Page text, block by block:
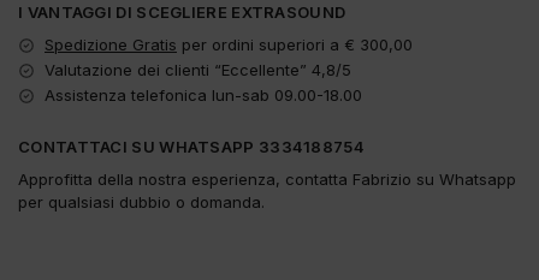
I VANTAGGI DI SCEGLIERE EXTRASOUND
Spedizione Gratis per ordini superiori a € 300,00
Valutazione dei clienti “Eccellente” 4,8/5
Assistenza telefonica lun-sab 09.00-18.00
CONTATTACI SU WHATSAPP 3334188754
Approfitta della nostra esperienza, contatta Fabrizio su Whatsapp
per qualsiasi dubbio o domanda.